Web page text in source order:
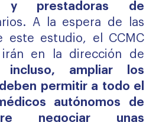
y prestadoras de
A la espera de las
este estudio, el CCMC
en la dirección de
incluso, ampliar los
permitir a todo el
autónomos de
negociar unas